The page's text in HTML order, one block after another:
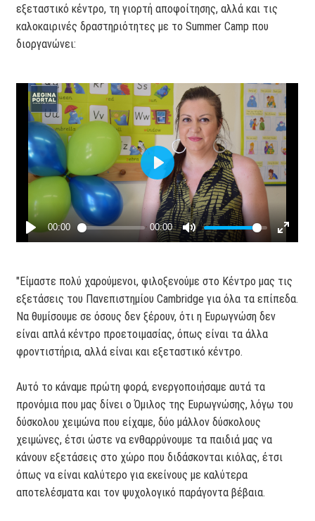
εξεταστικό κέντρο, τη γιορτή αποφοίτησης, αλλά και τις
καλοκαιρινές δραστηριότητες με το Summer Camp που
διοργανώνει:
"Είμαστε πολύ χαρούμενοι, φιλοξενούμε στο Κέντρο μας τις
εξετάσεις του Πανεπιστημίου Cambridge για όλα τα επίπεδα.
Να θυμίσουμε σε όσους δεν ξέρουν, ότι η Ευρωγνώση δεν
είναι απλά κέντρο προετοιμασίας, όπως είναι τα άλλα
φροντιστήρια, αλλά είναι και εξεταστικό κέντρο.
Αυτό το κάναμε πρώτη φορά, ενεργοποιήσαμε αυτά τα
προνόμια που μας δίνει ο Όμιλος της Ευρωγνώσης, λόγω του
δύσκολου χειμώνα που είχαμε, δύο μάλλον δύσκολους
χειμώνες, έτσι ώστε να ενθαρρύνουμε τα παιδιά μας να
κάνουν εξετάσεις στο χώρο που διδάσκονται κιόλας, έτσι
όπως να είναι καλύτερο για εκείνους με καλύτερα
αποτελέσματα και τον ψυχολογικό παράγοντα βέβαια.